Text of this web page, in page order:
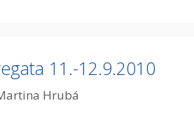
11.-12.9.2010
Hrubá